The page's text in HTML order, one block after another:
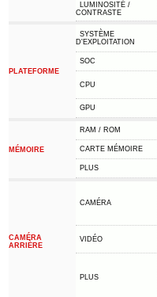
LUMINOSITÉ /
CONTRASTE
PLATEFORME
SYSTÈME
D'EXPLOITATION
SOC
CPU
GPU
MÉMOIRE
RAM / ROM
CARTE MÉMOIRE
PLUS
CAMÉRA
ARRIÈRE
CAMÉRA
VIDÉO
PLUS